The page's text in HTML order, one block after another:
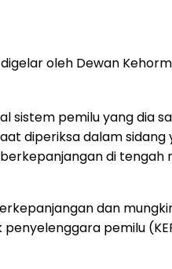
digelar oleh Dewan
sistem pemilu yang dia
diperiksa dalam sidang
di tengah
dan
pemilu